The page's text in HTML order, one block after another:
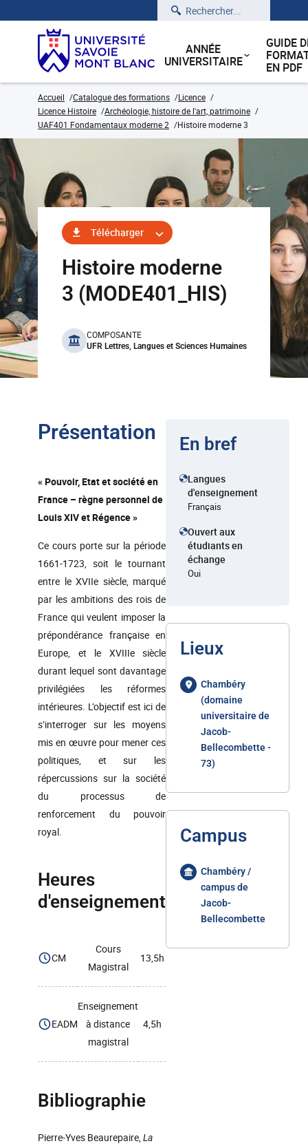
Rechercher
ANNÉE
UNIVERSITAIRE
GUIDE
EN PDF
Accueil Catalogue des formations
Licence
Licence Histoire
Archéologie, histoire de l'art, patrimoine
UAF401 Fondamentaux moderne 2
Histoire moderne 3
Télécharger
Histoire moderne
3 (MODE401_HIS)
benefits
COMPOSANTE
UFR Lettres, Langues et Sciences Humaines
Présentation
« Pouvoir, Etat et société en
France – règne personnel de
Louis XIV et Régence »
Ce cours porte sur la période
1661-1723, soit le tournant
entre le XVIIe siècle, marqué
par les ambitions des rois de
France qui veulent imposer la
prépondérance française en
Europe, et le XVIIIe siècle
durant lequel sont davantage
privilégiées les réformes
intérieures. L’objectif est ici de
s’interroger sur les moyens
mis en œuvre pour mener ces
politiques, et sur les
répercussions sur la société
du processus de
renforcement du pouvoir
royal.
Heures
d'enseignement
CM
Cours
Magistral
13,5h
EADM
Enseignement
à distance
magistral
4,5h
Bibliographie
Pierre-Yves Beaurepaire,La
En bref
Langues
d'enseignement
Français
Ouvert aux
étudiants en
échange
Oui
Lieux
Chambéry
(domaine
universitaire de
Jacob-
Bellecombette -
73)
Campus
Chambéry /
campus de
Jacob-
Bellecombette